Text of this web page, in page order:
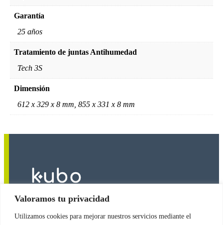
Valoramos tu privacidad
Utilizamos cookies para mejorar nuestros servicios mediante el
Garantía
25 años
Tratamiento de juntas Antihumedad
Tech 3S
Dimensión
612 x 329 x 8 mm, 855 x 331 x 8 mm
2026